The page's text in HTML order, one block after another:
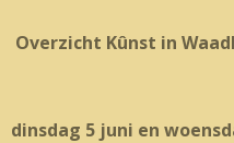
Overzicht Kûnst in
dinsdag 5 juni en